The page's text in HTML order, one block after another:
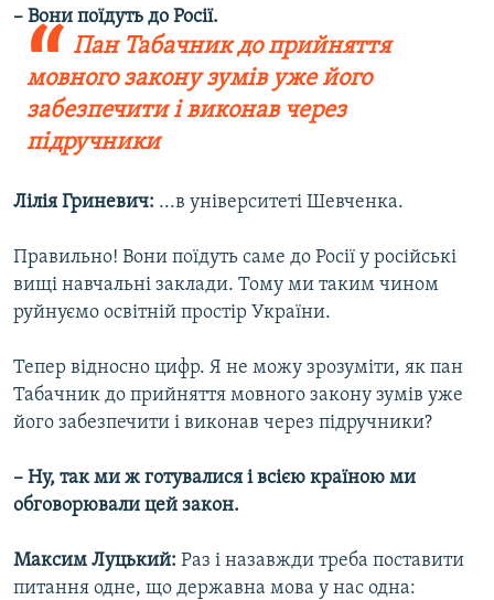
– Вони поїдуть до Росії.
Пан Табачник до прийняття
мовного закону зумів уже його
забезпечити і виконав через
підручники
Лілія Гриневич: ...в університеті Шевченка.
Правильно! Вони поїдуть саме до Росії у російські
вищі навчальні заклади. Тому ми таким чином
руйнуємо освітній простір України.
Тепер відносно цифр. Я не можу зрозуміти, як пан
Табачник до прийняття мовного закону зумів уже
його забезпечити і виконав через підручники?
– Ну, так ми ж готувалися і всією країною ми
обговорювали цей закон.
Максим Луцький: Раз і назавжди треба поставити
питання одне, що державна мова у нас одна: